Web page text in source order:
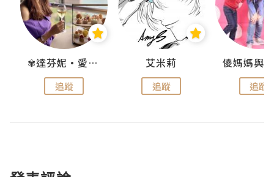
✾達芬妮•愛孩子•愛生活✾
追蹤
艾米莉
追蹤 追蹤